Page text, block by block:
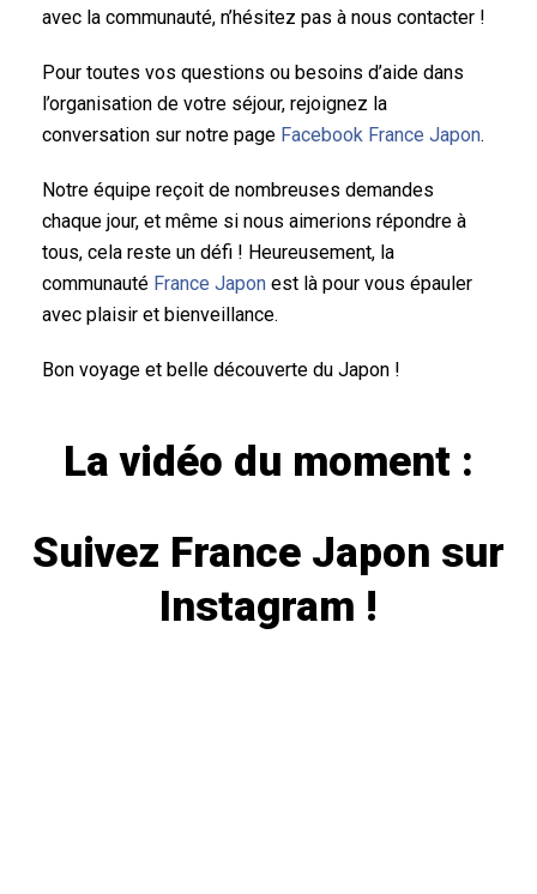
avec la communauté, n’hésitez pas à nous contacter !
Pour toutes vos questions ou besoins d’aide dans
l’organisation de votre séjour, rejoignez la
conversation sur notre page Facebook France Japon.
Notre équipe reçoit de nombreuses demandes
chaque jour, et même si nous aimerions répondre à
tous, cela reste un défi ! Heureusement, la
communauté France Japon est là pour vous épauler
avec plaisir et bienveillance.
Bon voyage et belle découverte du Japon !
La vidéo du moment :
Suivez France Japon sur
Instagram !